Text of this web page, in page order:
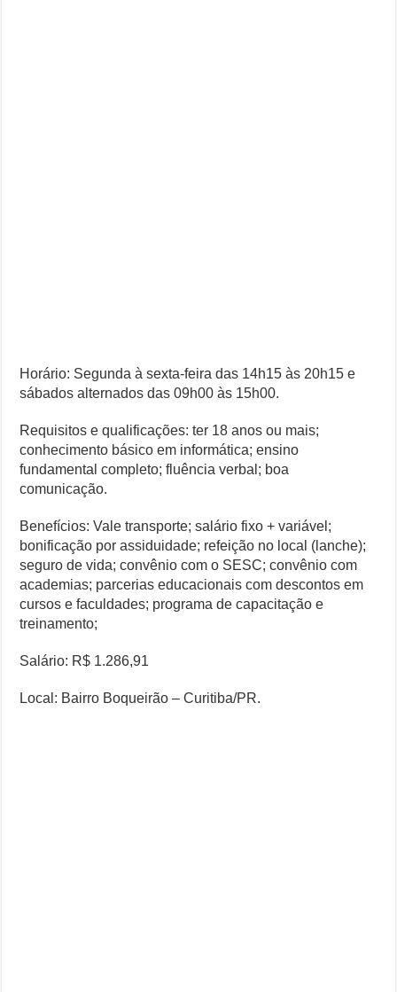
Horário: Segunda à sexta-feira das 14h15 às 20h15 e
sábados alternados das 09h00 às 15h00.
Requisitos e qualificações: ter 18 anos ou mais;
conhecimento básico em informática; ensino
fundamental completo; fluência verbal; boa
comunicação.
Benefícios: Vale transporte; salário fixo + variável;
bonificação por assiduidade; refeição no local (lanche);
seguro de vida; convênio com o SESC; convênio com
academias; parcerias educacionais com descontos em
cursos e faculdades; programa de capacitação e
treinamento;
Salário: R$ 1.286,91
Local: Bairro Boqueirão – Curitiba/PR.